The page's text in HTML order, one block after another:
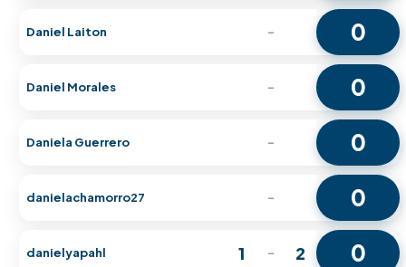
Daniel Laiton - 0
Daniel Morales - 0
Daniela Guerrero - 0
danielachamorro27 - 0
danielyapahl 1 - 2 0